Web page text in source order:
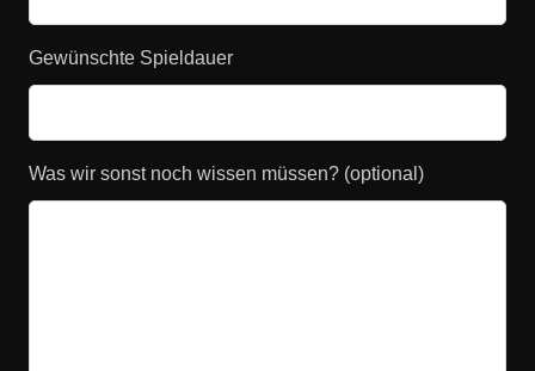
Gewünschte Spieldauer
Was wir sonst noch wissen müssen? (optional)